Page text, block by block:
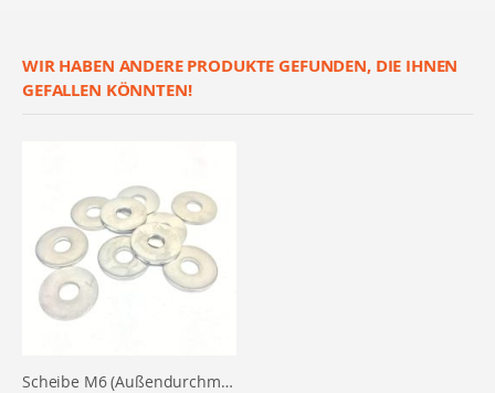
WIR HABEN ANDERE PRODUKTE GEFUNDEN, DIE IHNEN
GEFALLEN KÖNNTEN!
Scheibe M6 (Außendurchmesser 21 mm x 2 mm dick)